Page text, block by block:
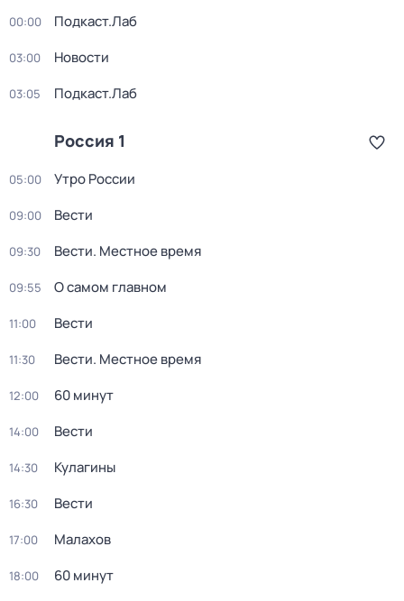
00:00 Подкаст.Лаб
03:00 Новости
03:05 Подкаст.Лаб
Россия 1
05:00 Утро России
09:00 Вести
09:30 Вести. Местное время
09:55 О самом главном
11:00 Вести
11:30 Вести. Местное время
12:00 60 минут
14:00 Вести
14:30 Кулагины
16:30 Вести
17:00 Малахов
18:00 60 минут